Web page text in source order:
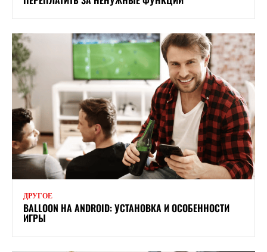
ДРУГОЕ
BALLOON НА ANDROID: УСТАНОВКА И ОСОБЕННОСТИ
ИГРЫ